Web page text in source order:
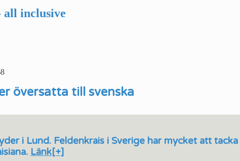
all inclusive
översatta till svenska
i Lund. Feldenkrais i Sverige har mycket att
Länk[+]